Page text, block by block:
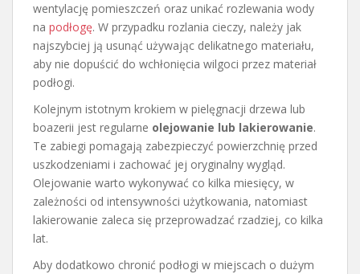
wentylację pomieszczeń oraz unikać rozlewania wody
na podłogę. W przypadku rozlania cieczy, należy jak
najszybciej ją usunąć używając delikatnego materiału,
aby nie dopuścić do wchłonięcia wilgoci przez materiał
podłogi.
Kolejnym istotnym krokiem w pielęgnacji drzewa lub
boazerii jest regularne olejowanie lub lakierowanie.
Te zabiegi pomagają zabezpieczyć powierzchnię przed
uszkodzeniami i zachować jej oryginalny wygląd.
Olejowanie warto wykonywać co kilka miesięcy, w
zależności od intensywności użytkowania, natomiast
lakierowanie zaleca się przeprowadzać rzadziej, co kilka
lat.
Aby dodatkowo chronić podłogi w miejscach o dużym